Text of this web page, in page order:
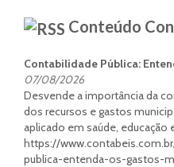
Conteúdo
Contabilidade Pública:
07/08/2026
Desvende a importância da
dos recursos e gastos
aplicado em saúde, educação
https://
publica-entenda-os-gastos-